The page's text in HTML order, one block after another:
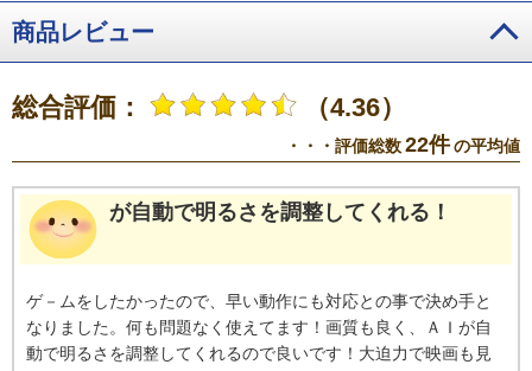
ライバシーポリシーを同意しない設定にした場合には、それまでにサーバー
接続した際にサーバーから消去されます。※ メーカーが提供するネットワー
クサービスは予告なく休止、終了、または内容を変更する場合があります。
※ ご利用にはインターネットプロバイダーや回線事業者との契約・使用料が
ネットへの接続が必要です。・ インターネットの接続には、通信事業者やプ
ロバイダー（インターネット接続業者）との契約が必要です。
商品レビュー
総合評価： （4.36）
・・・評価総数22件の平均値
が自動で明るさを調整してくれる！
ゲ－ムをしたかったので、早い動作にも対応との事で決め手と
なりました。何も問題なく使えてます！画質も良く、ＡＩが自
動で明るさを調整してくれるので良いです！大迫力で映画も見